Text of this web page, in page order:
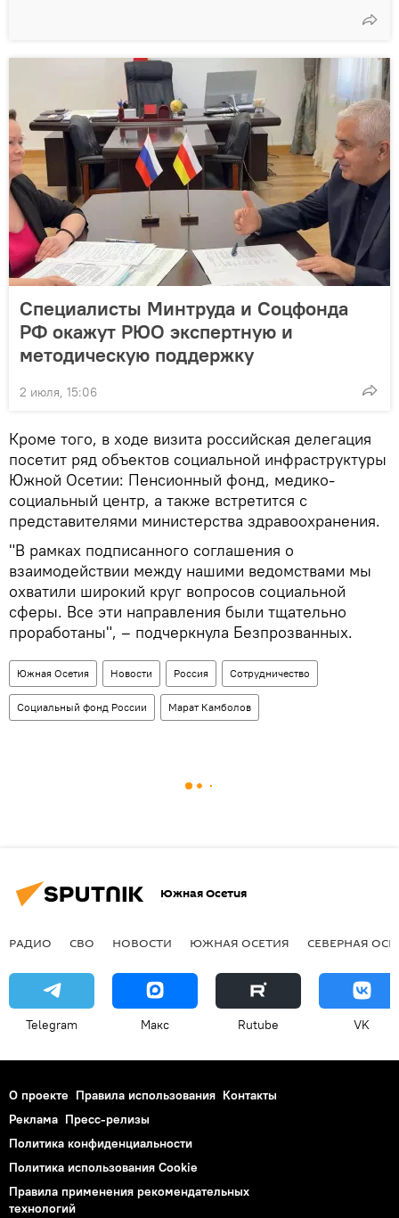
Специалисты Минтруда и Соцфонда
РФ окажут РЮО экспертную и
методическую поддержку
2 июля, 15:06
Кроме того, в ходе визита российская делегация
посетит ряд объектов социальной инфраструктуры
Южной Осетии: Пенсионный фонд, медико-
социальный центр, а также встретится с
представителями министерства здравоохранения.
"В рамках подписанного соглашения о
взаимодействии между нашими ведомствами мы
охватили широкий круг вопросов социальной
сферы. Все эти направления были тщательно
проработаны", – подчеркнула Безпрозванных.
Южная Осетия Новости Россия Сотрудничество
Социальный фонд России Марат Камболов
Южная Осетия
РАДИО СВО НОВОСТИ ЮЖНАЯ ОСЕТИЯ СЕВЕРНАЯ
Telegram Макс Rutube VK
О проекте Правила использования Контакты
Реклама Пресс-релизы
Политика конфиденциальности
Политика использования Cookie
Правила применения рекомендательных
технологий